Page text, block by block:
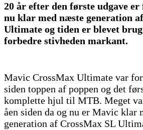
20 år efter den første udgave
nu klar med næste generation
Ultimate og tiden er blevet
forbedre stivheden markant.
Mavic CrossMax Ultimate var
siden toppen af poppen og det
komplette hjul til MTB. Meget
åen siden da og nu er Mavic klar
generation af CrossMax SL